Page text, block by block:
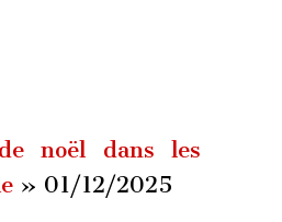
noël dans les
» 01/12/2025